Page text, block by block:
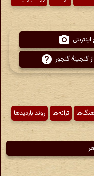
گنجینهٔ گنجور
ترانه‌ها
روند بازدیدها